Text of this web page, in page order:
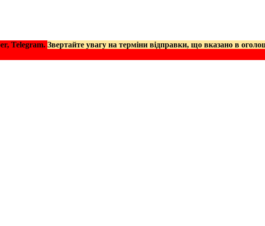
Telegram. Звертайте увагу на терміни відправки, що вказано в